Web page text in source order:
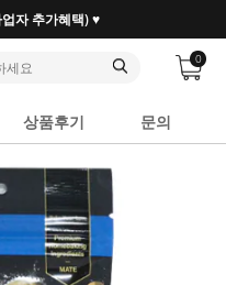
자 추가혜택) ♥
0
상품후기 문의